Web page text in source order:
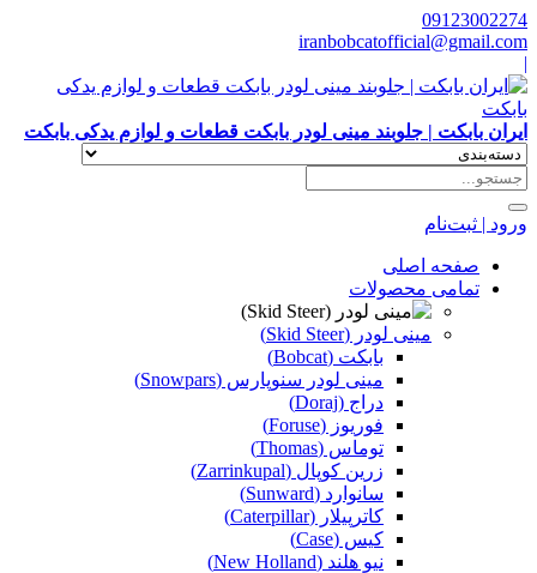
09123002274
iranbobcatofficial@gmail.com
|
ایران بابکت | جلوبند مینی لودر بابکت قطعات و لوازم یدکی بابکت
ورود | ثبت‌نام
صفحه اصلی
تمامی محصولات
مینی لودر (Skid Steer)
بابکت (Bobcat)
مینی لودر سنوپارس (Snowpars)
دراج (Doraj)
فوریوز (Foruse)
توماس (Thomas)
زرین کوپال (Zarrinkupal)
سانوارد (Sunward)
کاترپیلار (Caterpillar)
کیس (Case)
نیو هلند (New Holland)